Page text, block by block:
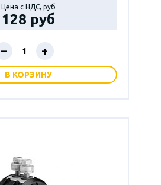
Цена с НДС, руб
128 руб
– +
В КОРЗИНУ